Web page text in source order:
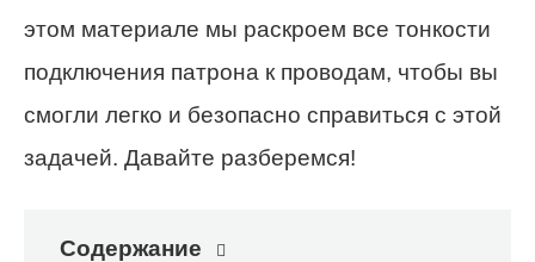
этом материале мы раскроем все тонкости
подключения патрона к проводам, чтобы вы
смогли легко и безопасно справиться с этой
задачей. Давайте разберемся!
Содержание